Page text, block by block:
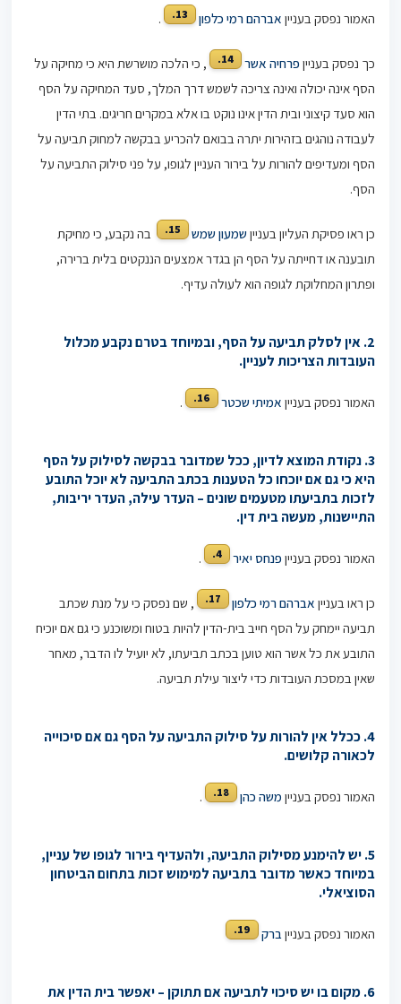
האמור נפסק בעניין אברהם רמי כלפון 13.
.
כך נפסק בעניין פרחיה אשר 14.
, כי הלכה מושרשת היא כי מחיקה על
הסף אינה יכולה ואינה צריכה לשמש דרך המלך, סעד המחיקה על הסף
הוא סעד קיצוני ובית הדין אינו נוקט בו אלא במקרים חריגים. בתי הדין
לעבודה נוהגים בזהירות יתרה בבואם להכריע בבקשה למחוק תביעה על
הסף ומעדיפים להורות על בירור העניין לגופו, על פני סילוק התביעה על
הסף.
כן ראו פסיקת העליון בענייןשמעון שמש 15.
בה נקבע, כי מחיקת
תובענה או דחייתה על הסף הן בגדר אמצעים הננקטים בלית ברירה,
ופתרון המחלוקת לגופה הוא לעולה עדיף.
2. אין לסלק תביעה על הסף, ובמיוחד בטרם נקבע מכלול
העובדות הצריכות לעניין.
האמור נפסק בעניין אמיתי שכטר 16.
.
3. נקודת המוצא לדיון, ככל שמדובר בבקשה לסילוק על הסף
היא כי גם אם יוכחו כל הטענות בכתב התביעה לא יוכל התובע
לזכות בתביעתו מטעמים שונים – העדר עילה, העדר יריבות,
התיישנות, מעשה בית דין.
האמור נפסק בעניין פנחס יאיר 4.
.
כן ראו בעניין אברהם רמי כלפון 17.
, שם נפסק כי על מנת שכתב
תביעה יימחק על הסף חייב בית-הדין להיות בטוח ומשוכנע כי גם אם יוכיח
התובע את כל אשר הוא טוען בכתב תביעתו, לא יועיל לו הדבר, מאחר
שאין במסכת העובדות כדי ליצור עילת תביעה.
4. ככלל אין להורות על סילוק התביעה על הסף גם אם סיכוייה
לכאורה קלושים.
האמור נפסק בעניין משה כהן 18.
.
5. יש להימנע מסילוק התביעה, ולהעדיף בירור לגופו של עניין,
במיוחד כאשר מדובר בתביעה למימוש זכות בתחום הביטחון
הסוציאלי.
האמור נפסק בענייןברק 19.
6. מקום בו יש סיכוי לתביעה אם תתוקן – יאפשר בית הדין את